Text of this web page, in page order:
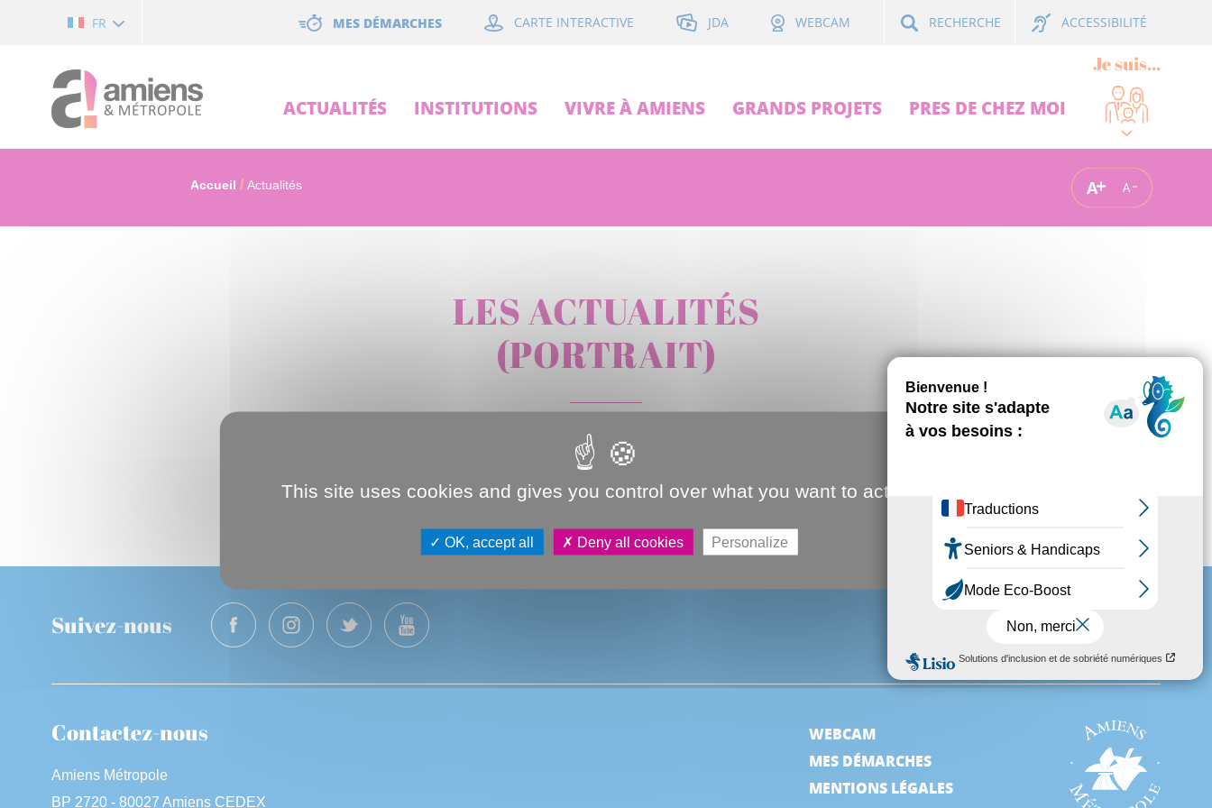
FR MES DÉMARCHES CARTE INTERACTIVE JDA WEBCAM RECHERCHE ACCESSIBILITÉ
ACTUALITÉS INSTITUTIONS VIVRE À AMIENS GRANDS PROJETS PRES DE CHEZ MOI
Je suis...
Accueil Actualités A A
LES ACTUALITÉS
(PORTRAIT)
d'actualité
Suivez-nous
Contactez-nous
Amiens Métropole
BP 2720 - 80027 Amiens CEDEX
WEBCAM
MES DÉMARCHES
MENTIONS LÉGALES
This site uses cookies and gives you control over what you want to activate
OK, accept all Deny all cookies Personalize